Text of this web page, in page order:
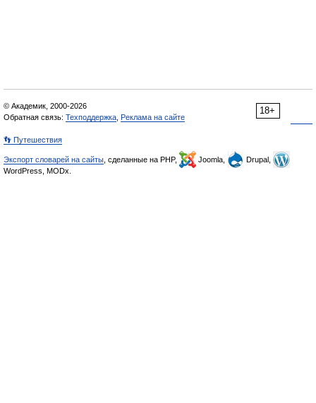
18+
© Академик, 2000-2026
Обратная связь: Техподдержка Реклама на сайте
👣 Путешествия
Экспорт словарей на сайты , сделанные на PHP, Joomla,
Drupal,
WordPress, MODx.